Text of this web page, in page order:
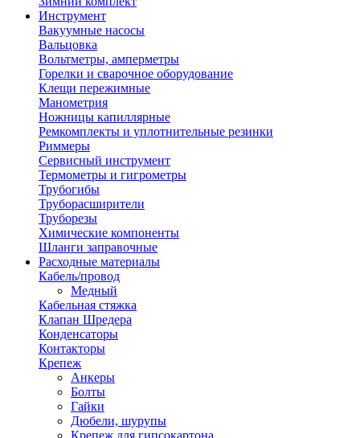
Инструмент
Вакуумные насосы
Вальцовка
Вольтметры, амперметры
Горелки и сварочное оборудование
Клещи пережимные
Манометрия
Ножницы капиллярные
Ремкомплекты и уплотнительные резинки
Риммеры
Сервисный инструмент
Термометры и гигрометры
Трубогибы
Труборасширители
Труборезы
Химические компоненты
Шланги заправочные
Расходные материалы
Кабель/провод
Медный
Кабельная стяжка
Клапан Шредера
Конденсаторы
Контакторы
Крепеж
Анкеры
Болты
Гайки
Дюбели, шурупы
Крепеж для гипсокартона